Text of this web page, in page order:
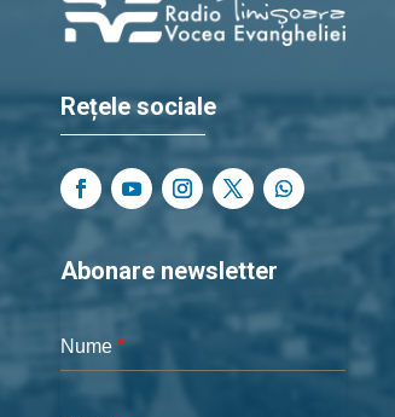
Rețele sociale
Abonare newsletter
Nume *